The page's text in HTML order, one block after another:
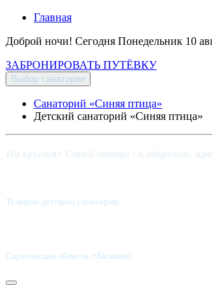
Главная
Доброй ночи! Сегодня Понедельник 10
ЗАБРОНИРОВАТЬ ПУТЁВКУ
Выбор санатория
Санаторий «Синяя птица»
Детский санаторий «Синяя птица»
Телефон детского санатория:
Саратовская область, г.Балаково